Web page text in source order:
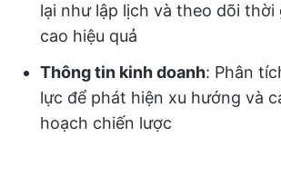
lại như lập lịch và theo dõi thời
cao hiệu quả
Thông tin kinh doanh: Phân
lực để phát hiện xu hướng và
hoạch chiến lược